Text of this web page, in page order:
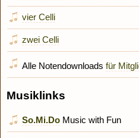
vier Celli
zwei Celli
Alle Notendownloads für
Musiklinks
So.Mi.Do Music with Fun